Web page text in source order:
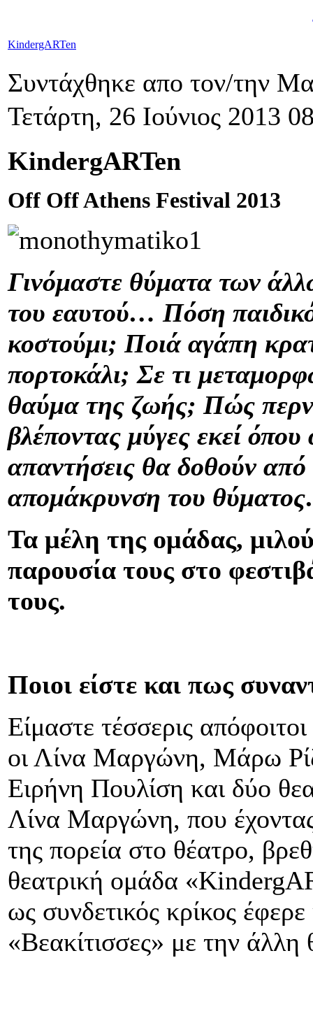
KindergARTen
Συντάχθηκε απο τον/την
Τετάρτη, 26 Ιούνιος 2013
KindergARTen
Off Off Athens Festival 2013
Γινόμαστε θύματα των
του εαυτού… Πόση
κοστούμι; Ποιά αγάπη
πορτοκάλι; Σε τι
θαύμα της ζωής; Πώς
βλέποντας μύγες εκεί
απαντήσεις θα δοθούν
απομάκρυνση του
Τα μέλη της ομάδας,
παρουσία τους στο
τους.
Ποιοι είστε και πως
Είμαστε τέσσερις
οι Λίνα Μαργώνη, Μάρω
Ειρήνη Πουλίση και δύο
Λίνα Μαργώνη, που έχοντας
της πορεία στο θέατρο,
θεατρική ομάδα
ως συνδετικός κρίκος έφερε
«Βεακίτισσες» με την